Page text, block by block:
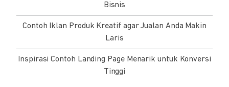
Bisnis
Contoh Iklan Produk Kreatif agar Jualan Anda Makin
Laris
Inspirasi Contoh Landing Page Menarik untuk Konversi
Tinggi